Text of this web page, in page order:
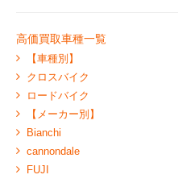
高価買取車種一覧
【車種別】
クロスバイク
ロードバイク
【メーカー別】
Bianchi
cannondale
FUJI